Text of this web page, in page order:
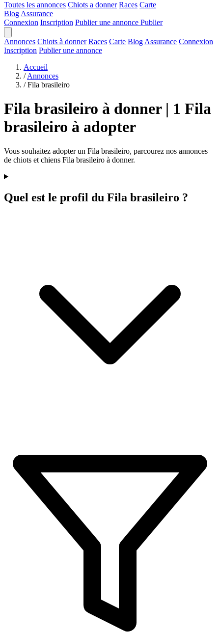
Toutes les annonces Chiots a donner Races Carte
Blog Assurance
Connexion Inscription Publier une annonce Publier
Annonces Chiots à donner Races Carte Blog Assurance Connexion
Inscription Publier une annonce
Accueil
/ Annonces
/ Fila brasileiro
Fila brasileiro à donner | 1 Fila
brasileiro à adopter
Vous souhaitez adopter un Fila brasileiro, parcourez nos annonces
de chiots et chiens Fila brasileiro à donner.
Quel est le profil du Fila brasileiro ?